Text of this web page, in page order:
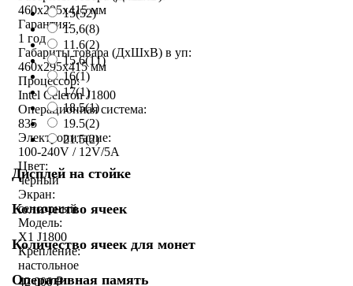
15(52)
15,6(8)
11.6(2)
15.6(11)
16(1)
17(1)
18.5(1)
19.5(2)
21.5(2)
Дисплей на стойке
Количество ячеек
Количество ячеек для монет
Оперативная память
460x295x415 мм
Гарантия:
1 год
Габариты товара (ДxШxВ) в уп:
460x295x415 мм
Процессор:
Intel Celeron J1800
Операционная система:
835
Электропитание:
100-240V / 12V/5A
Цвет:
черный
Экран:
сенсорный
Модель:
X1 J1800
Крепление:
настольное
42 000₽